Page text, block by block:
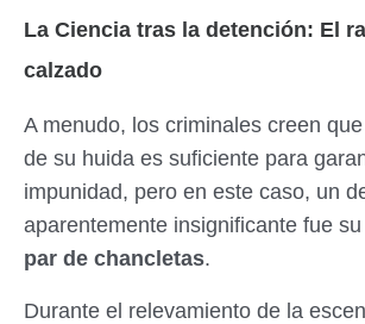
La Ciencia tras la detención: El
calzado
A menudo, los criminales creen
de su huida es suficiente para
impunidad, pero en este caso, un
aparentemente insignificante fue
par de chancletas.
Durante el relevamiento de la